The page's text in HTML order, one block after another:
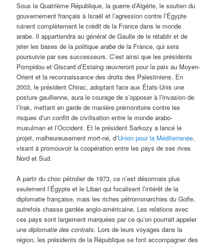
Sous la Quatrième République, la guerre d’Algérie, le soutien du
gouvernement français à Israël et l’agression contre l’Égypte
ruinent complètement le crédit de la France dans le monde
arabe. Il appartiendra au général de Gaulle de le rétablir et de
jeter les bases de lapolitique arabe de la France, qui sera
poursuivie par ses successeurs. C’est ainsi que les présidents
Pompidou et Giscard d’Estaing œuvreront pour la paix au Moyen-
Orient et la reconnaissance des droits des Palestiniens. En
2003, le président Chirac, adoptant face aux États-Unis une
posture gaullienne, aura le courage de s’opposer à l’invasion de
l’Irak, mettant en garde de manière prémonitoire contre les
risques d’un conflit de civilisation entre le monde arabo-
musulman et l’Occident. Et le président Sarkozy a lancé le
projet, malheureusement mort-né, d’Union pour la Méditerranée,
visant à promouvoir la coopération entre les pays de ses rives
Nord et Sud.
A partir du choc pétrolier de 1973, ce n’est désormais plus
seulement l’Égypte et le Liban qui focalisent l’intérêt de la
diplomatie française, mais les riches pétromonarchies du Golfe,
autrefois chasse gardée anglo-américaine. Les relations avec
ces pays sont largement marquées par ce qu’on pourrait appeler
unediplomatie des contrats. Lors de leurs voyages dans la
région, les présidents de la République se font accompagner des